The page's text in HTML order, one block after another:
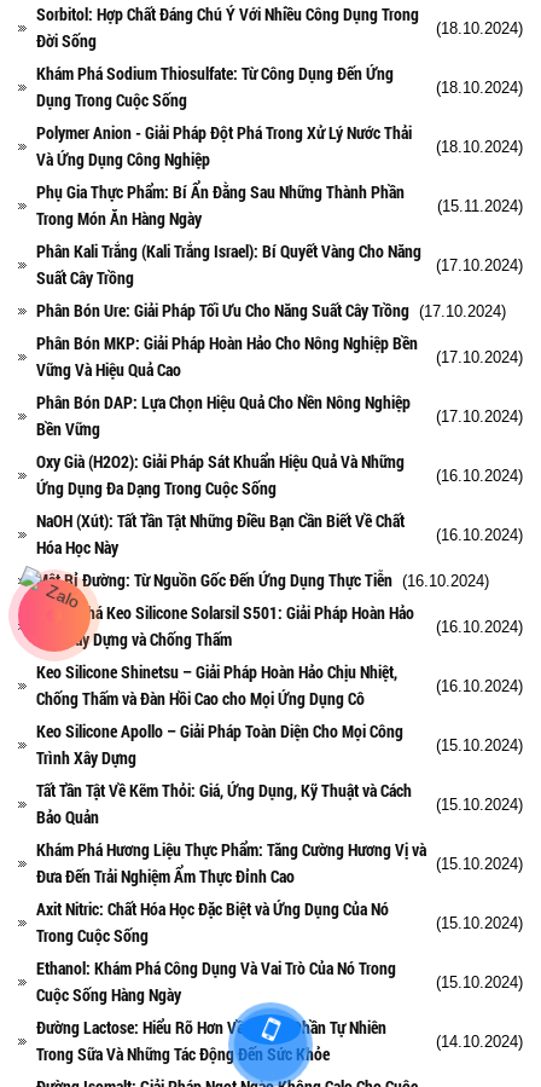
Sorbitol: Hợp Chất Đáng Chú Ý Với Nhiều Công Dụng Trong
Đời Sống
(18.10.2024)
Khám Phá Sodium Thiosulfate: Từ Công Dụng Đến Ứng
Dụng Trong Cuộc Sống
(18.10.2024)
Polymer Anion - Giải Pháp Đột Phá Trong Xử Lý Nước Thải
Và Ứng Dụng Công Nghiệp
(18.10.2024)
Phụ Gia Thực Phẩm: Bí Ẩn Đằng Sau Những Thành Phần
Trong Món Ăn Hàng Ngày
(15.11.2024)
Phân Kali Trắng (Kali Trắng Israel): Bí Quyết Vàng Cho Năng
Suất Cây Trồng
(17.10.2024)
Phân Bón Ure: Giải Pháp Tối Ưu Cho Năng Suất Cây Trồng (17.10.2024)
Phân Bón MKP: Giải Pháp Hoàn Hảo Cho Nông Nghiệp Bền
Vững Và Hiệu Quả Cao
(17.10.2024)
Phân Bón DAP: Lựa Chọn Hiệu Quả Cho Nền Nông Nghiệp
Bền Vững
(17.10.2024)
Oxy Già (H2O2): Giải Pháp Sát Khuẩn Hiệu Quả Và Những
Ứng Dụng Đa Dạng Trong Cuộc Sống
(16.10.2024)
NaOH (Xút): Tất Tần Tật Những Điều Bạn Cần Biết Về Chất
Hóa Học Này
(16.10.2024)
Mật Rỉ Đường: Từ Nguồn Gốc Đến Ứng Dụng Thực Tiễn (16.10.2024)
Khám Phá Keo Silicone Solarsil S501: Giải Pháp Hoàn Hảo
Cho Xây Dựng và Chống Thấm
(16.10.2024)
Keo Silicone Shinetsu – Giải Pháp Hoàn Hảo Chịu Nhiệt,
Chống Thấm và Đàn Hồi Cao cho Mọi Ứng Dụng Cô
(16.10.2024)
Keo Silicone Apollo – Giải Pháp Toàn Diện Cho Mọi Công
Trình Xây Dựng
(15.10.2024)
Tất Tần Tật Về Kẽm Thỏi: Giá, Ứng Dụng, Kỹ Thuật và Cách
Bảo Quản
(15.10.2024)
Khám Phá Hương Liệu Thực Phẩm: Tăng Cường Hương Vị và
Đưa Đến Trải Nghiệm Ẩm Thực Đỉnh Cao
(15.10.2024)
Axit Nitric: Chất Hóa Học Đặc Biệt và Ứng Dụng Của Nó
Trong Cuộc Sống
(15.10.2024)
Ethanol: Khám Phá Công Dụng Và Vai Trò Của Nó Trong
Cuộc Sống Hàng Ngày
(15.10.2024)
Đường Lactose: Hiểu Rõ Hơn Về Thành Phần Tự Nhiên
Trong Sữa Và Những Tác Động Đến Sức Khỏe
(14.10.2024)